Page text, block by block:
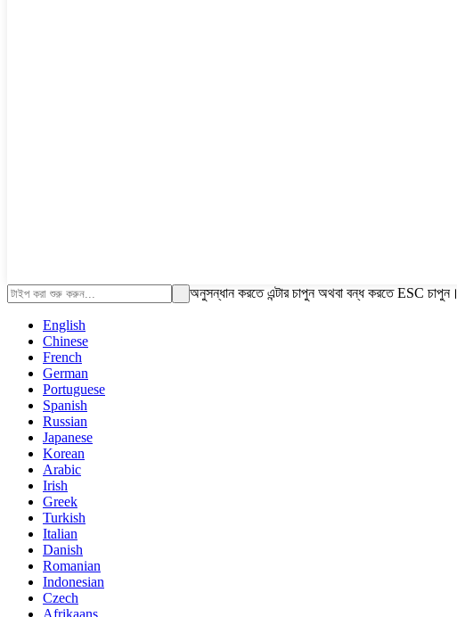
অনুসন্ধান করতে এন্টার চাপুন অথবা বন্ধ করতে ESC চাপুন।
English
Chinese
French
German
Portuguese
Spanish
Russian
Japanese
Korean
Arabic
Irish
Greek
Turkish
Italian
Danish
Romanian
Indonesian
Czech